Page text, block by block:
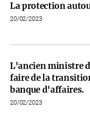
La protection
20/02/2023
L'ancien ministre
faire de la
banque d'affaires.
20/02/2023